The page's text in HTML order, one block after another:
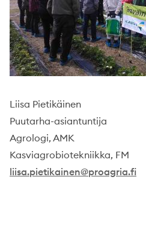
Liisa Pietikäinen
Puutarha-asiantuntija
Agrologi, AMK
Kasviagrobiotekniikka, FM
liisa.pietikainen@proagria.fi